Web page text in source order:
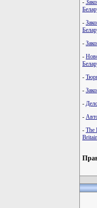
-
-
-
-
-
-
-
-
- The